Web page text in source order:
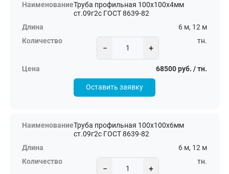
Труба профильная 100х100х4мм
ст.09г2с ГОСТ 8639-82
6 м, 12 м
− +
тн.
68500 руб. / тн.
Оставить заявку
Труба профильная 100х100х6мм
ст.09г2с ГОСТ 8639-82
6 м, 12 м
− +
тн.